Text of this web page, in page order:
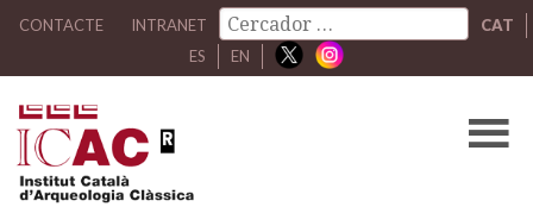
CONTACTE INTRANET
CAT
ES
EN